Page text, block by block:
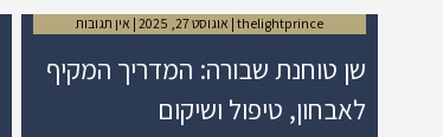
שן טוחנת שבורה: המדריך המקיף
לאבחון, טיפול ושיקום
thelightprince אוגוסט 27, 2025 אין תגובות